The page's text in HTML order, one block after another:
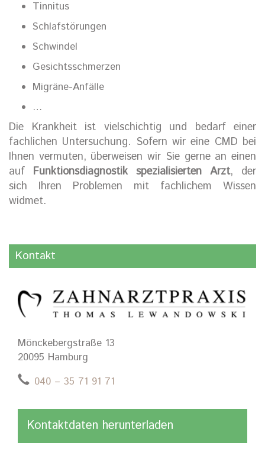
Tinnitus
Schlafstörungen
Schwindel
Gesichtsschmerzen
Migräne-Anfälle
…
Die Krankheit ist vielschichtig und bedarf einer
fachlichen Untersuchung. Sofern wir eine CMD bei
Ihnen vermuten, überweisen wir Sie gerne an einen
auf Funktionsdiagnostik spezialisierten Arzt, der
sich Ihren Problemen mit fachlichem Wissen
widmet.
Kontakt
Mönckebergstraße 13
20095 Hamburg
040 – 35 71 91 71
Kontaktdaten herunterladen